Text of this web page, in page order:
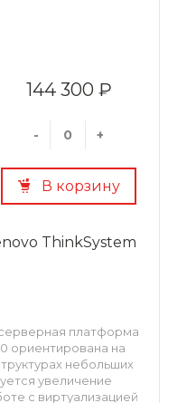
144 300 ₽
- +
В корзину
ThinkSystem
платформа
ориентирована на
небольших
увеличение
с виртуализацией